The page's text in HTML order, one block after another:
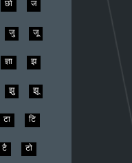
छो ज
जु जू
ज्ञा झ
झु झू
टा टि
टै टो